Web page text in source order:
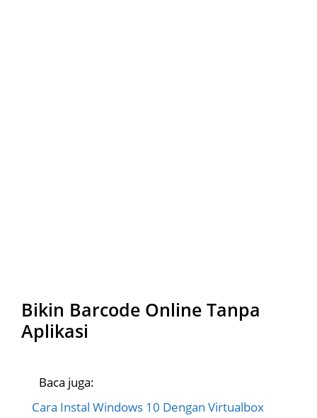
Bikin Barcode Online Tanpa
Aplikasi
Baca juga:
Cara Instal Windows 10 Dengan Virtualbox